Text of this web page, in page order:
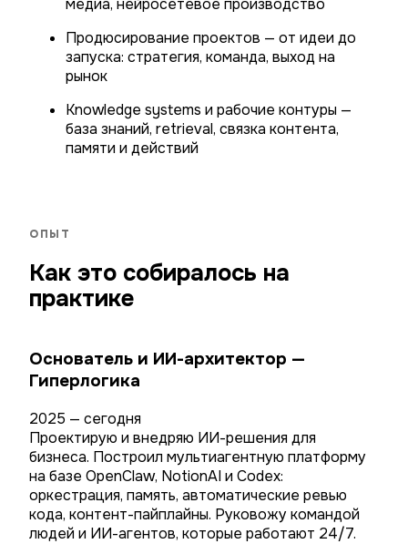
медиа, нейросетевое производство
Продюсирование проектов — от идеи до
запуска: стратегия, команда, выход на
рынок
Knowledge systems и рабочие контуры —
база знаний, retrieval, связка контента,
памяти и действий
ОПЫТ
Как это собиралось на
практике
Основатель и ИИ-архитектор —
Гиперлогика
2025 — сегодня
Проектирую и внедряю ИИ-решения для
бизнеса. Построил мультиагентную платформу
на базе OpenClaw, NotionAI и Codex:
оркестрация, память, автоматические ревью
кода, контент-пайплайны. Руковожу командой
людей и ИИ-агентов, которые работают 24/7.